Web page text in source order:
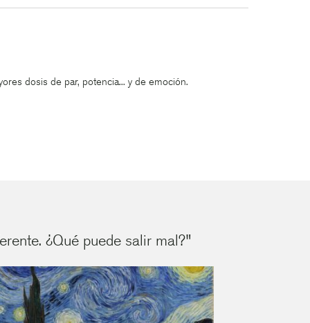
dosis de par, potencia... y de emoción.
¿Qué puede salir mal?"